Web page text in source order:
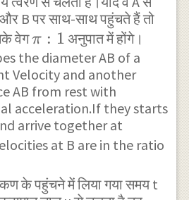
}^{ 2
}\sqrt {
\cot ^{ 4
}{ \alpha
^{ 2 }{
\alpha }
\alpha }
B पर साथ-साथ पहुंचते हैं तो
वेग\pi
:1
π : 1 अनुपात में होंगे।
the diameter AB of a
Velocity and another
AB from rest with
acceleration.If they starts
arrive together at
at B are in the ratio
के पहुंचने में लिया गया समय t